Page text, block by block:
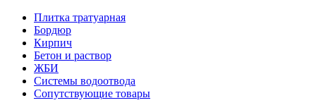
Плитка тратуарная
Бордюр
Кирпич
Бетон и раствор
ЖБИ
Системы водоотвода
Сопутствующие товары